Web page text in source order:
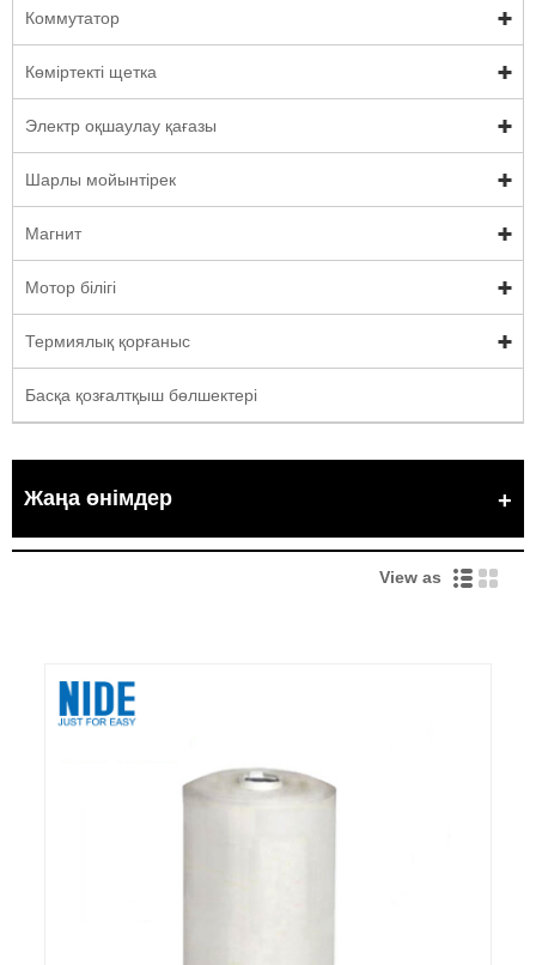
Коммутатор
Көміртекті щетка
Электр оқшаулау қағазы
Шарлы мойынтірек
Магнит
Мотор білігі
Термиялық қорғаныс
Басқа қозғалтқыш бөлшектері
Жаңа өнімдер
View as